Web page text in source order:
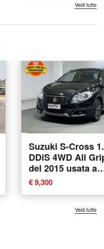
Vedi tutte
Suzuki S-Cross
DDiS 4WD All
del 2015 usata a
Montagna in
€ 9,300
Vedi tutte